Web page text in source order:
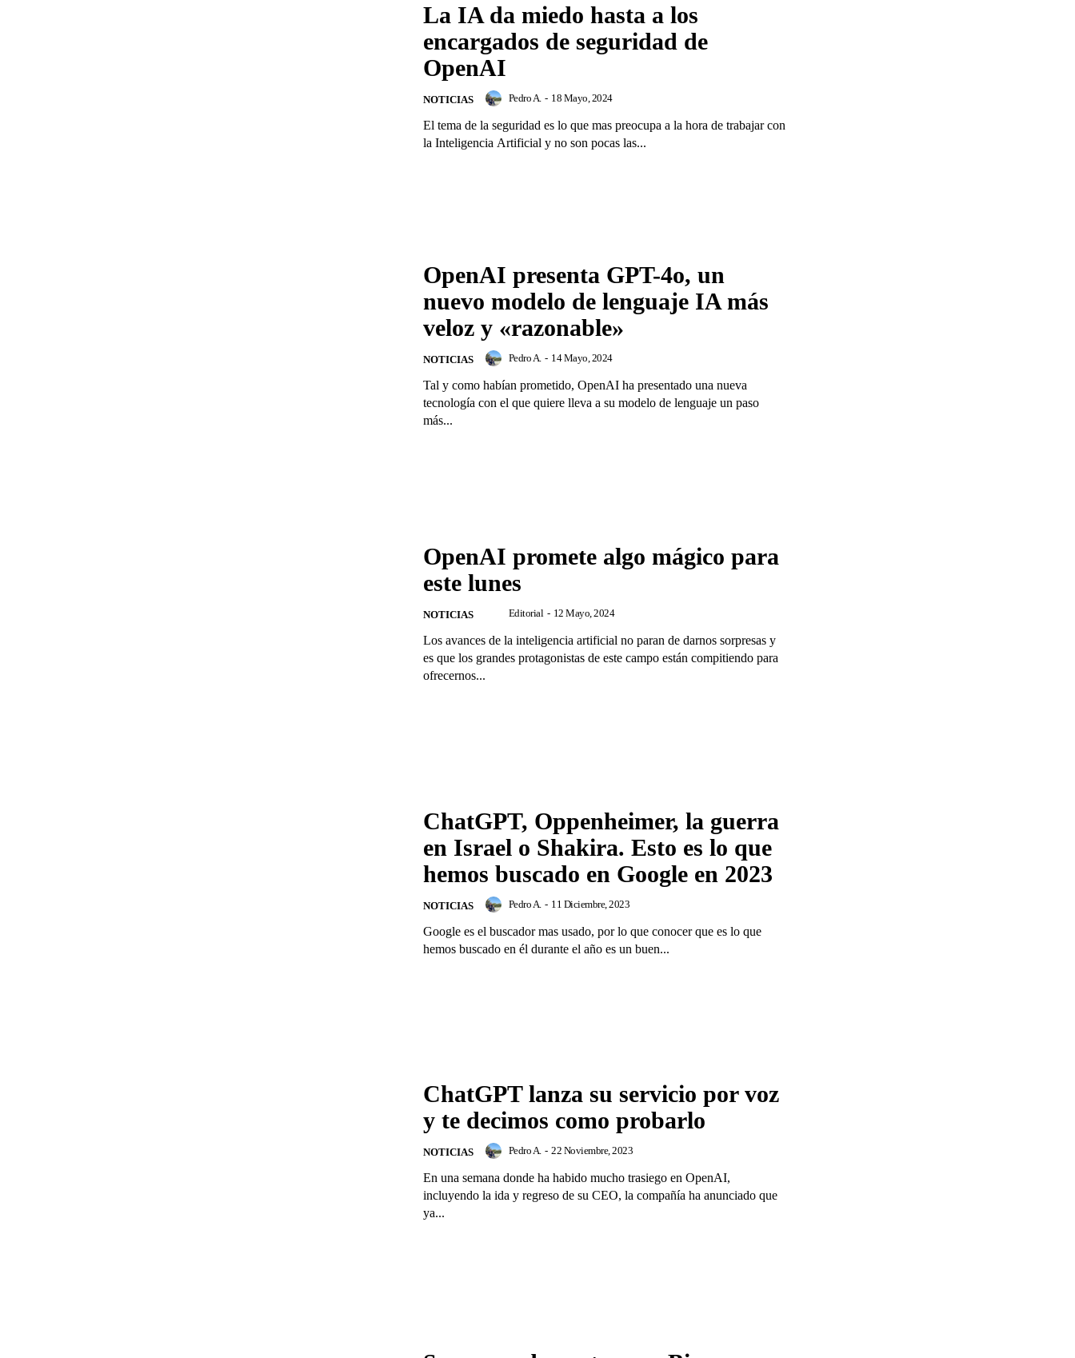
La IA da miedo hasta a los
encargados de seguridad de
OpenAI
NOTICIAS Pedro A. - 18 Mayo, 2024
El tema de la seguridad es lo que mas preocupa a la hora de trabajar con
la Inteligencia Artificial y no son pocas las...
OpenAI presenta GPT-4o, un
nuevo modelo de lenguaje IA más
veloz y «razonable»
NOTICIAS Pedro A. - 14 Mayo, 2024
Tal y como habían prometido, OpenAI ha presentado una nueva
tecnología con el que quiere lleva a su modelo de lenguaje un paso
más...
OpenAI promete algo mágico para
este lunes
NOTICIAS Editorial - 12 Mayo, 2024
Los avances de la inteligencia artificial no paran de darnos sorpresas y
es que los grandes protagonistas de este campo están compitiendo para
ofrecernos...
ChatGPT, Oppenheimer, la guerra
en Israel o Shakira. Esto es lo que
hemos buscado en Google en 2023
NOTICIAS Pedro A. - 11 Diciembre, 2023
Google es el buscador mas usado, por lo que conocer que es lo que
hemos buscado en él durante el año es un buen...
ChatGPT lanza su servicio por voz
y te decimos como probarlo
NOTICIAS Pedro A. - 22 Noviembre, 2023
En una semana donde ha habido mucho trasiego en OpenAI,
incluyendo la ida y regreso de su CEO, la compañía ha anunciado que
ya...